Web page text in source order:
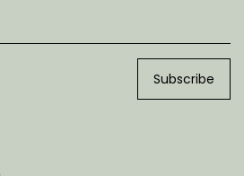
Subscribe